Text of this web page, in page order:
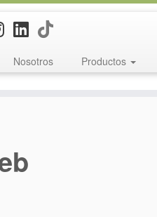
Nosotros Productos